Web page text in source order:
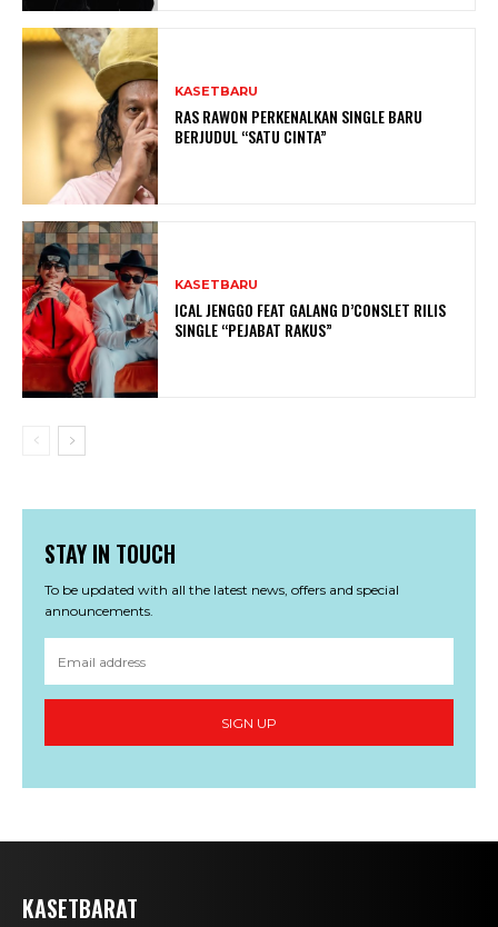
KASETBARU
RAS RAWON PERKENALKAN SINGLE BARU
BERJUDUL “SATU CINTA”
KASETBARU
ICAL JENGGO FEAT GALANG D’CONSLET RILIS
SINGLE “PEJABAT RAKUS”
STAY IN TOUCH
To be updated with all the latest news, offers and special
announcements.
SIGN UP
KASETBARAT